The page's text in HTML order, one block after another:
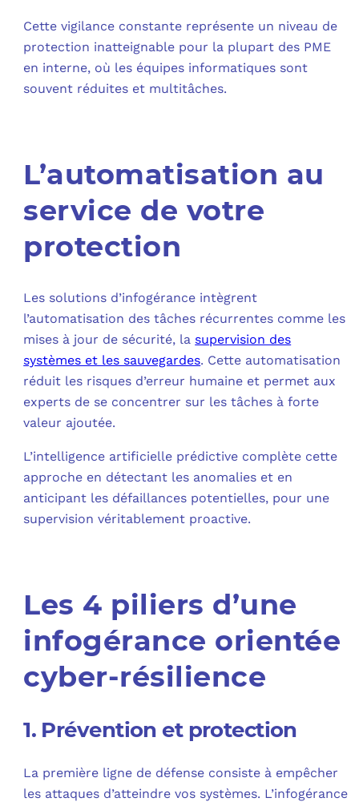
Cette vigilance constante représente un niveau de
protection inatteignable pour la plupart des PME
en interne, où les équipes informatiques sont
souvent réduites et multitâches.
L’automatisation au
service de votre
protection
Les solutions d’infogérance intègrent
l’automatisation des tâches récurrentes comme les
mises à jour de sécurité, la supervision des
systèmes et les sauvegardes. Cette automatisation
réduit les risques d’erreur humaine et permet aux
experts de se concentrer sur les tâches à forte
valeur ajoutée.
L’intelligence artificielle prédictive complète cette
approche en détectant les anomalies et en
anticipant les défaillances potentielles, pour une
supervision véritablement proactive.
Les 4 piliers d’une
infogérance orientée
cyber-résilience
1. Prévention et protection
La première ligne de défense consiste à empêcher
les attaques d’atteindre vos systèmes. L’infogérance